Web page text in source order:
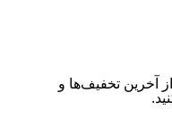
آخرین تخفیف‌ها و